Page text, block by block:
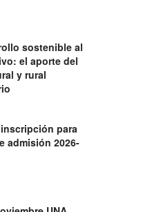
sostenible al
el aporte del
y rural
inscripción para
admisión 2026-